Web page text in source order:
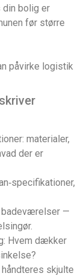
din bolig er
før større
påvirke logistik
materialer,
der er
—
Hvem dækker
skjulte